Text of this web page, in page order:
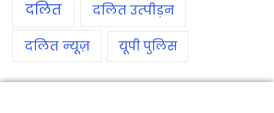
दलित दलित उत्‍पीड़न
दलित न्‍यूज़ यूपी पुलिस